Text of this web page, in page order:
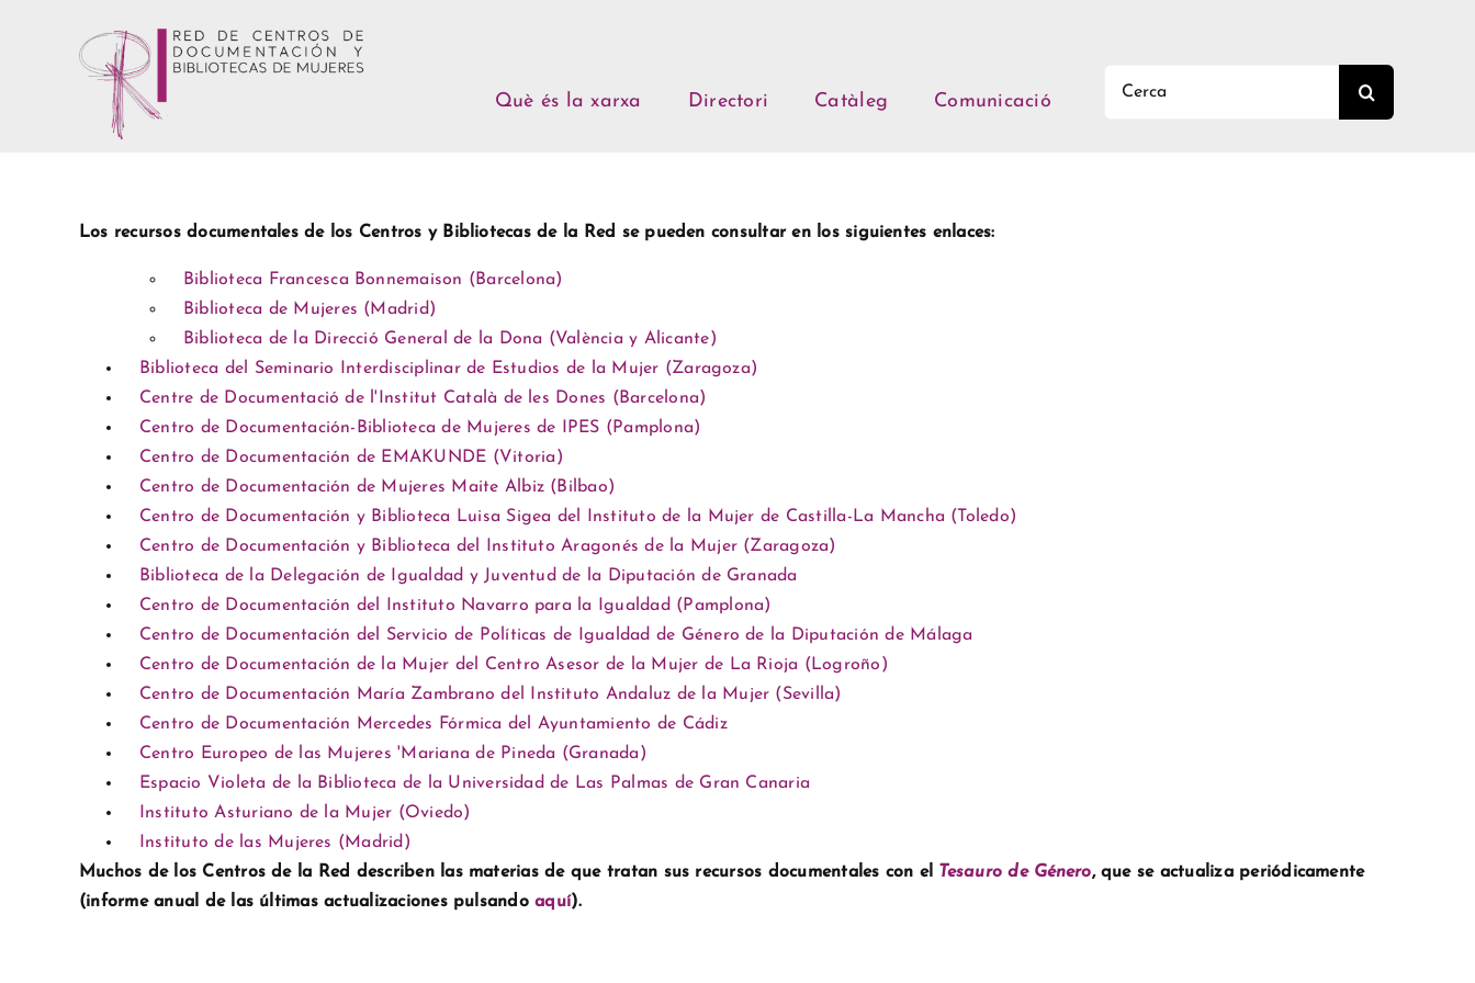
Què és la xarxa Directori Catàleg Comunicació
Los recursos documentales de los Centros y Bibliotecas de la Red se pueden consultar en los siguientes enlaces:
Biblioteca Francesca Bonnemaison (Barcelona)
Biblioteca de Mujeres (Madrid)
Biblioteca de la Direcció General de la Dona (València y Alicante)
Biblioteca del Seminario Interdisciplinar de Estudios de la Mujer (Zaragoza)
Centre de Documentació de l'Institut Català de les Dones (Barcelona)
Centro de Documentación-Biblioteca de Mujeres de IPES (Pamplona)
Centro de Documentación de EMAKUNDE (Vitoria)
Centro de Documentación de Mujeres Maite Albiz (Bilbao)
Centro de Documentación y Biblioteca Luisa Sigea del Instituto de la Mujer de Castilla-La Mancha (Toledo)
Centro de Documentación y Biblioteca del Instituto Aragonés de la Mujer (Zaragoza)
Biblioteca de la Delegación de Igualdad y Juventud de la Diputación de Granada
Centro de Documentación del Instituto Navarro para la Igualdad (Pamplona)
Centro de Documentación del Servicio de Políticas de Igualdad de Género de la Diputación de Málaga
Centro de Documentación de la Mujer del Centro Asesor de la Mujer de La Rioja (Logroño)
Centro de Documentación María Zambrano del Instituto Andaluz de la Mujer (Sevilla)
Centro de Documentación Mercedes Fórmica del Ayuntamiento de Cádiz
Centro Europeo de las Mujeres 'Mariana de Pineda (Granada)
Espacio Violeta de la Biblioteca de la Universidad de Las Palmas de Gran Canaria
Instituto Asturiano de la Mujer (Oviedo)
Instituto de las Mujeres (Madrid)
Muchos de los Centros de la Red describen las materias de que tratan sus recursos documentales con el
Tesauro de Género, que se actualiza periódicamente
(informe anual de las últimas actualizaciones pulsandoaquí).